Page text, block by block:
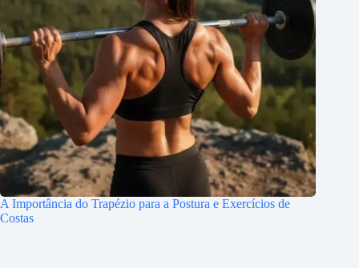
A Importância do Trapézio para a Postura e Exercícios de
Costas